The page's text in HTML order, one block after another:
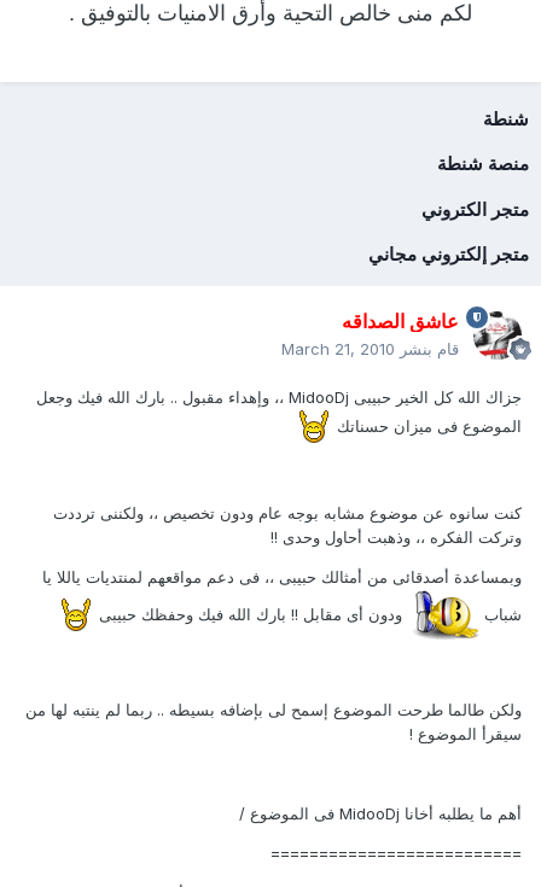
لكم منى خالص التحية وأرق الامنيات بالتوفيق .
شنطة
منصة شنطة
متجر الكتروني
متجر إلكتروني مجاني
عاشق الصداقه
قام بنشر March 21, 2010
جزاك الله كل الخير حبيبى MidooDj ،، وإهداء مقبول .. بارك الله فيك وجعل
الموضوع فى ميزان حسناتك
كنت سانوه عن موضوع مشابه بوجه عام ودون تخصيص ،، ولكننى ترددت
وتركت الفكره ،، وذهبت أحاول وحدى !!
وبمساعدة أصدقائى من أمثالك حبيبى ،، فى دعم مواقعهم لمنتديات ياللا يا
شباب
ودون أى مقابل !! بارك الله فيك وحفظك حبيبى
ولكن طالما طرحت الموضوع إسمح لى بإضافه بسيطه .. ربما لم ينتبه لها من
سيقرأ الموضوع !
أهم ما يطلبه أخانا MidooDj فى الموضوع /
==========================